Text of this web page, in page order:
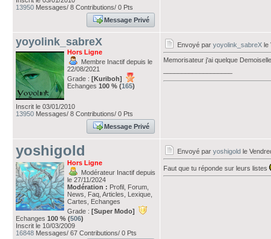
13950 Messages/ 8 Contributions/ 0 Pts
Message Privé
yoyolink_sabreX
Hors Ligne
Membre Inactif depuis le
22/08/2021
Grade : [Kuriboh]
Echanges 100 % (165)
Inscrit le 03/01/2010
13950 Messages/ 8 Contributions/ 0 Pts
Message Privé
Envoyé par yoyolink_sabreX le
Memorisateur j'ai quelque
yoshigold
Hors Ligne
Modérateur Inactif depuis
le 27/11/2024
Modération : Profil, Forum,
News, Faq, Articles, Lexique,
Cartes, Echanges
Grade : [Super Modo]
Echanges 100 % (506)
Inscrit le 10/03/2009
16848 Messages/ 67 Contributions/ 0 Pts
Envoyé par yoshigold le
Faut que tu réponde sur leurs listes